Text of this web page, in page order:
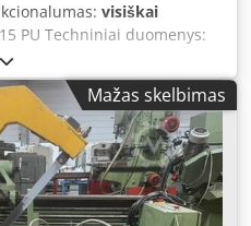
visiškai
PU Techniniai duomenys:
sritis Apvalus: 215 mm
Peilio ilgis: 350 x 30 x 2
Mažas skelbimas